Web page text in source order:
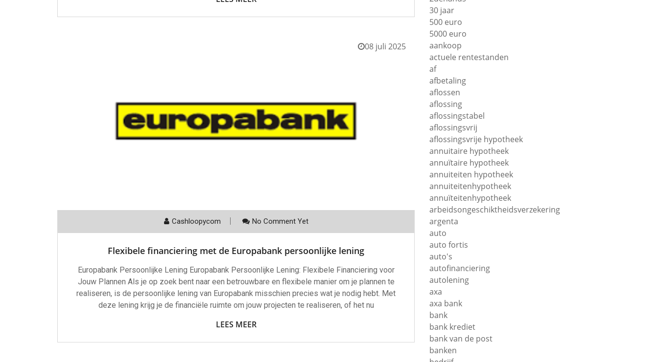
08 juli 2025
Cashloopycom No Comment Yet
Flexibele financiering met de Europabank persoonlijke lening
Europabank Persoonlijke Lening Europabank Persoonlijke Lening: Flexibele Financiering voor
Jouw Plannen Als je op zoek bent naar een betrouwbare en flexibele manier om je plannen te
realiseren, is de persoonlijke lening van Europabank misschien precies wat je nodig hebt. Met
deze lening krijg je de financiële ruimte om jouw projecten te realiseren, of het nu
LEES MEER
30 jaar
500 euro
5000 euro
aankoop
actuele rentestanden
af
afbetaling
aflossen
aflossing
aflossingstabel
aflossingsvrij
aflossingsvrije hypotheek
annuitaire hypotheek
annuïtaire hypotheek
annuiteiten hypotheek
annuiteitenhypotheek
annuïteitenhypotheek
arbeidsongeschiktheidsverzekering
argenta
auto
auto fortis
auto's
autofinanciering
autolening
axa
axa bank
bank
bank krediet
bank van de post
banken